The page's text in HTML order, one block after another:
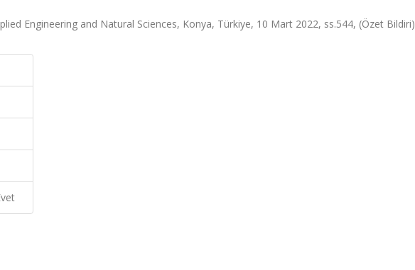
Engineering and Natural Sciences, Konya, Türkiye, 10 Mart 2022, ss.544, (Özet Bildiri)